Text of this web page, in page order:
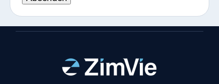
Adresse, Postanschrift oder Handynummer)]
Die Bereitstellung dieser Informationen ist freiwillig.
mit Ihnen möglicherweise nicht weiterführen.